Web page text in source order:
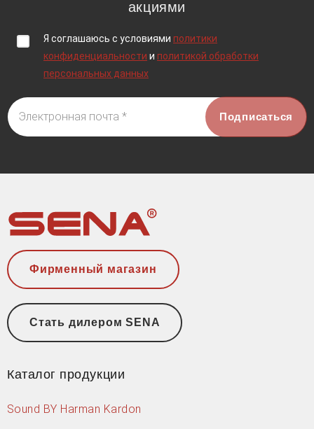
акциями
Я соглашаюсь c условиями политики
конфиденциальности и политикой обработки
персональных данных
Электронная почта *
Фирменный магазин
Стать дилером SENA
Каталог продукции
Sound BY Harman Kardon